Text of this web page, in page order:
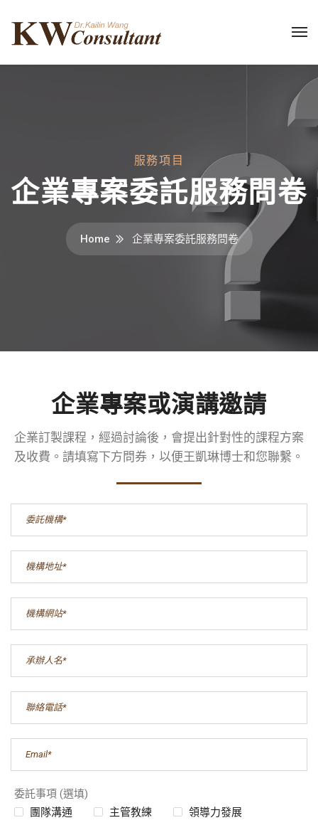
服務項目
企業專案委託服務問卷
Home 企業專案委託服務問卷
企業專案或演講邀請
企業訂製課程，經過討論後，會提出針對性的課程方案
及收費。 請填寫下方問券，以便王凱琳博士和您聯繫。
委託事項 (選填)
團隊溝通
主管教練 領導力發展